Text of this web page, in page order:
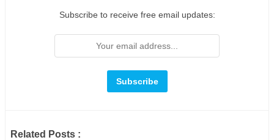
Subscribe to receive free email updates:
Related Posts :